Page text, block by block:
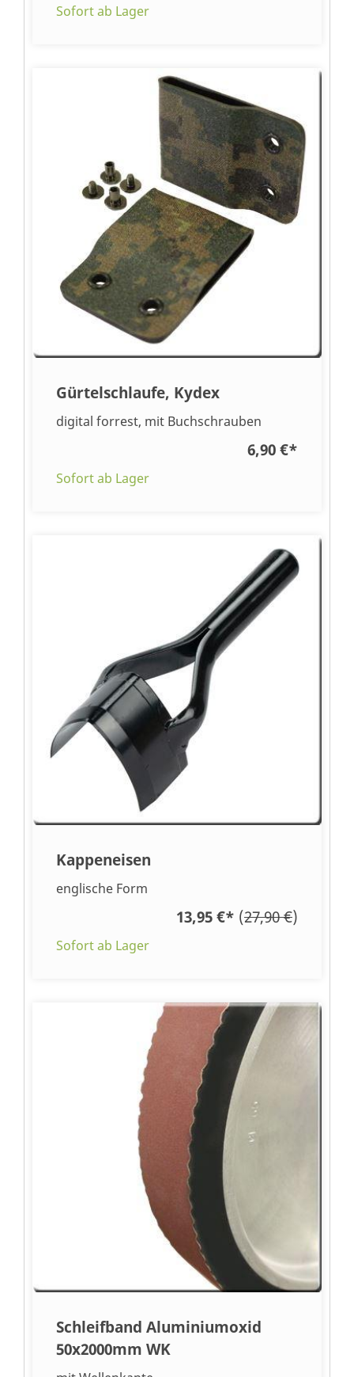
Sofort ab Lager
Gürtelschlaufe, Kydex
digital forrest, mit Buchschrauben
6,90 €*
Sofort ab Lager
Kappeneisen
englische Form
13,95 €* (27,90 €)
Sofort ab Lager
Schleifband Aluminiumoxid
50x2000mm WK